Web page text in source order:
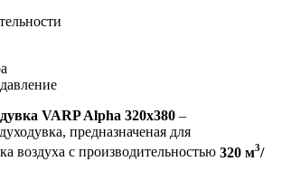
VARP Alpha 320x380 –
предназначеная для
воздуха с производительностью 320 м3/